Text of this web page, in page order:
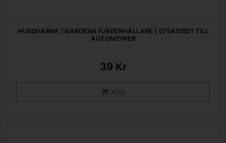
HUSQVARNA / GARDENA FJÄDERHÅLLARE | 575415801 TILL
AUTOMOWER
39 Kr
Köp